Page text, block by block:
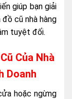
giúp bạn giải
cũ nhà hàng
tuyệt đối.
Của Nhà
Doanh
hoặc ngừng